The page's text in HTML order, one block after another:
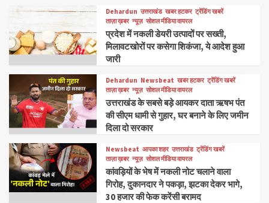
Dehardun उत्तराखंड खबर हटकर ट्रेंडिंग खबरें
ताज़ा ख़बर न्यूज़ सोशल मीडिया वायरल
प्रदेश में नकली डेयरी उत्पादों पर सख्ती,
मिलावटखोरों पर कसेगा शिकंजा, ये आदेश हुआ
जारी
Dehardun Newsbeat खबर हटकर ट्रेंडिंग खबरें
ताज़ा ख़बर न्यूज़ सोशल मीडिया वायरल
उत्तराखंड के सबसे बड़े आयकर दाता ऋषभ पंत
की सीएम धामी से गुहार, घर बनाने के लिए जमीन
दिला दो सरकार
Newsbeat आपका शहर उत्तराखंड ट्रेंडिंग खबरें
ताज़ा ख़बर न्यूज़ सोशल मीडिया वायरल
कांवड़ियों के भेष में नकली नोट चलाने वाला
गिरोह, दुकानदार ने पकड़ा, झटका देकर भागे,
30 हजार की फेक करेंसी बरामद